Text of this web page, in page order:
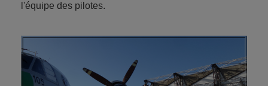
l'équipe des pilotes.